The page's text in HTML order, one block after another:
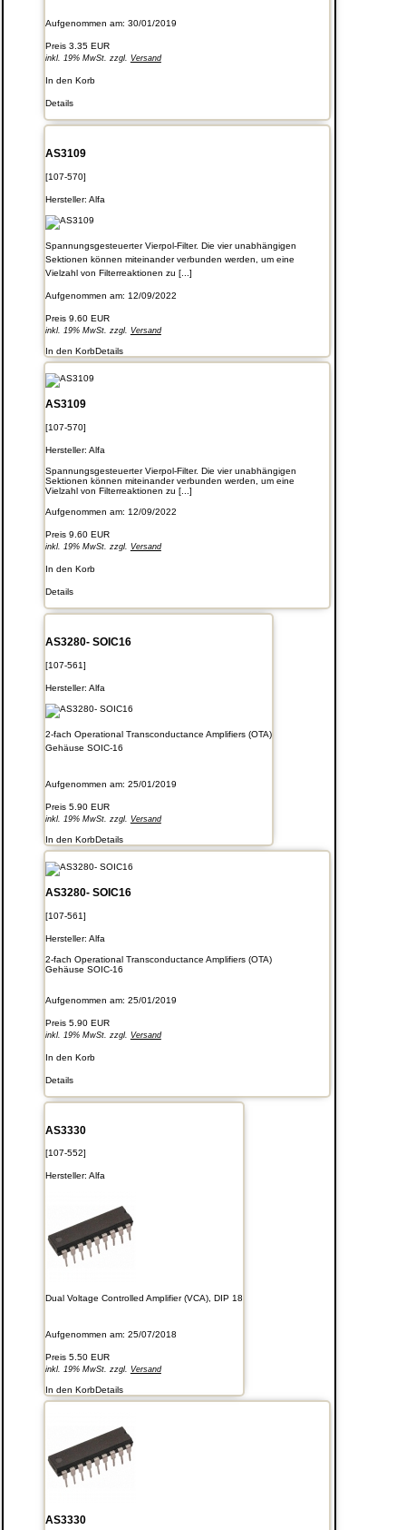
Aufgenommen am: 30/01/2019
Preis 3.35 EUR
inkl. 19% MwSt. zzgl. Versand
In den Korb
Details
AS3109
[107-570]
Hersteller: Alfa
Spannungsgesteuerter Vierpol-Filter. Die vier unabhängigen
Sektionen können miteinander verbunden werden, um eine
Vielzahl von Filterreaktionen zu [...]
Aufgenommen am: 12/09/2022
Preis 9.60 EUR
inkl. 19% MwSt. zzgl. Versand
In den KorbDetails
AS3109
[107-570]
Hersteller: Alfa
Spannungsgesteuerter Vierpol-Filter. Die vier unabhängigen
Sektionen können miteinander verbunden werden, um eine
Vielzahl von Filterreaktionen zu [...]
Aufgenommen am: 12/09/2022
Preis 9.60 EUR
inkl. 19% MwSt. zzgl. Versand
In den Korb
Details
AS3280- SOIC16
[107-561]
Hersteller: Alfa
2-fach Operational Transconductance Amplifiers (OTA)
Gehäuse SOIC-16
Aufgenommen am: 25/01/2019
Preis 5.90 EUR
inkl. 19% MwSt. zzgl. Versand
In den KorbDetails
AS3280- SOIC16
[107-561]
Hersteller: Alfa
2-fach Operational Transconductance Amplifiers (OTA)
Gehäuse SOIC-16
Aufgenommen am: 25/01/2019
Preis 5.90 EUR
inkl. 19% MwSt. zzgl. Versand
In den Korb
Details
AS3330
[107-552]
Hersteller: Alfa
Dual Voltage Controlled Amplifier (VCA), DIP 18
Aufgenommen am: 25/07/2018
Preis 5.50 EUR
inkl. 19% MwSt. zzgl. Versand
In den KorbDetails
AS3330